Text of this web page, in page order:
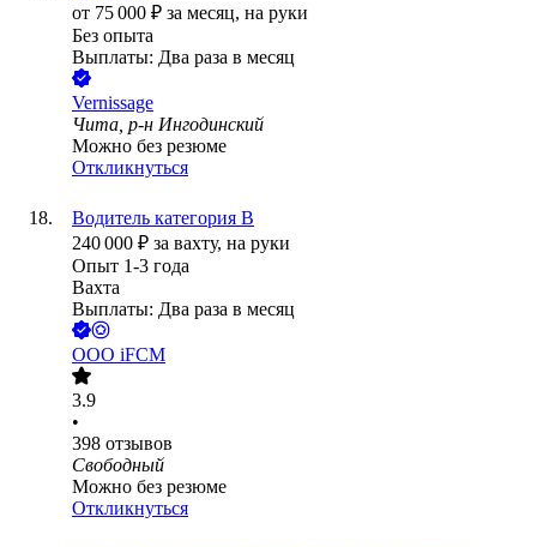
от 75 000 ₽ за месяц, на руки
Без опыта
Выплаты: Два раза в месяц
Vernissage
Чита, р-н Ингодинский
Можно без резюме
Откликнуться
Водитель категория B
240 000 ₽ за вахту, на руки
Опыт 1-3 года
Вахта
Выплаты: Два раза в месяц
ООО iFCM
3.9
•
398 отзывов
Свободный
Можно без резюме
Откликнуться